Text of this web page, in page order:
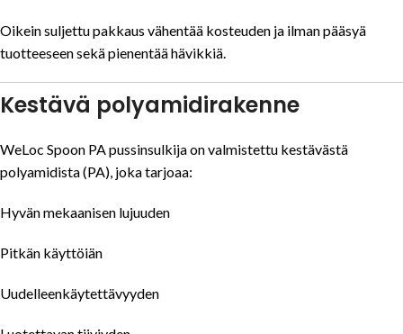
Oikein suljettu pakkaus vähentää kosteuden ja ilman pääsyä
tuotteeseen sekä pienentää hävikkiä.
Kestävä polyamidirakenne
WeLoc Spoon PA pussinsulkija on valmistettu kestävästä
polyamidista (PA), joka tarjoaa:
Hyvän mekaanisen lujuuden
Pitkän käyttöiän
Uudelleenkäytettävyyden